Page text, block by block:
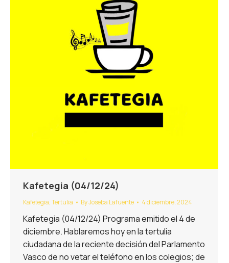
Kafetegia (04/12/24)
Kafetegia,Tertulia ByJoseba Lafuente 4 diciembre, 2024
Kafetegia (04/12/24) Programa emitido el 4 de
diciembre. Hablaremos hoy en la tertulia
ciudadana de la reciente decisión del Parlamento
Vasco de no vetar el teléfono en los colegios; de